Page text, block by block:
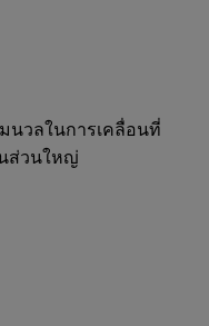
วลในการเคลื่อนที่
ส่วนใหญ่